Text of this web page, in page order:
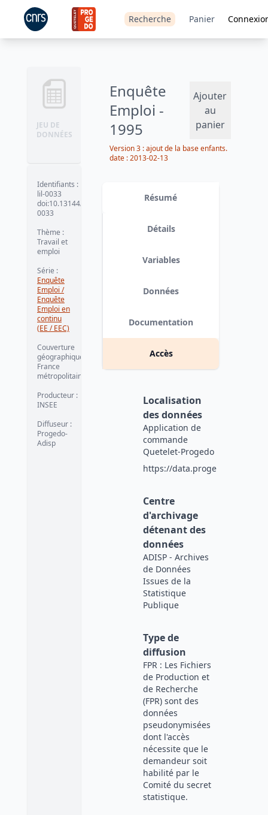
Recherche Panier
JEU DE
DONNÉES
Enquête
Emploi -
1995
Ajouter
au
panier
Version 3 : ajout de la base enfants.
date :2013-02-13
Identifiants :
lil-0033
doi:10.13144/lil-
0033
Thème :
Travail et
emploi
Série :
Enquête
Emploi /
Enquête
Emploi en
continu
(EE / EEC)
Couverture
géographique
France
métropolitaine
Producteur :
INSEE
Diffuseur :
Progedo-
Adisp
Résumé
Détails
Variables
Données
Documentation
Accès
Localisation
des données
Application de
commande
Quetelet-Progedo
https://data.progedo.fr
Centre
d'archivage
détenant des
données
ADISP - Archives
de Données
Issues de la
Statistique
Publique
Type de
diffusion
FPR : Les Fichiers
de Production et
de Recherche
(FPR) sont des
données
pseudonymisées
dont l'accès
nécessite que le
demandeur soit
habilité par le
Comité du secret
statistique.